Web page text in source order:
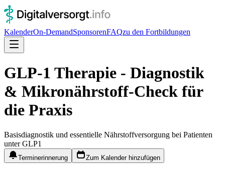
KalenderOn-DemandSponsorenFAQzu den Fortbildungen
GLP-1 Therapie - Diagnostik
& Mikronährstoff-Check für
die Praxis
Basisdiagnostik und essentielle Nährstoffversorgung bei Patienten
unter GLP1
Terminerinnerung Zum Kalender hinzufügen